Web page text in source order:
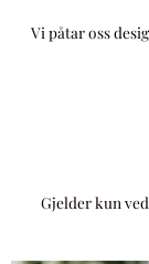
Vi påtar oss
Gjelder kun